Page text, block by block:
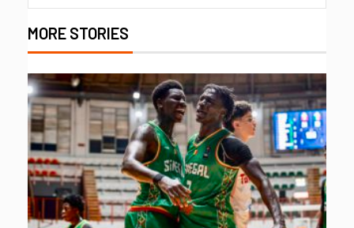
MORE STORIES